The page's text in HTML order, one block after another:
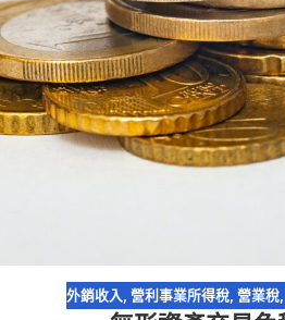
外銷收入 營利事業所得稅, 營業稅,